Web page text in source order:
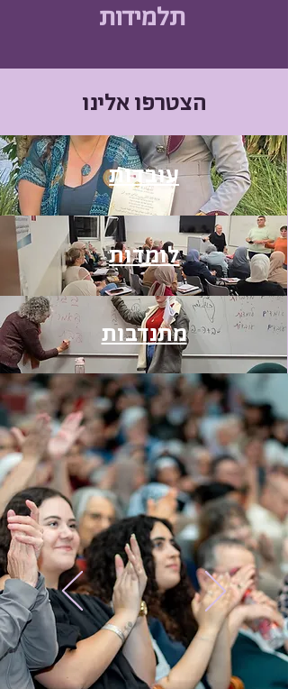
תלמידות
הצטרפו אלינו
עובדות
לומדות
מתנדבות